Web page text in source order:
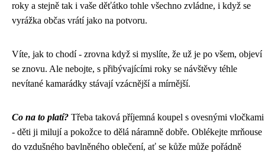
roky a stejně tak i vaše děťátko tohle všechno zvládne, i když se
vyrážka občas vrátí jako na potvoru.
Víte, jak to chodí - zrovna když si myslíte, že už je po všem, objeví
se znovu. Ale nebojte, s přibývajícími roky se návštěvy téhle
nevítané kamarádky stávají vzácnější a mírnější.
Co na to platí? Třeba taková příjemná koupel s ovesnými vločkami
- děti ji milují a pokožce to dělá náramně dobře. Oblékejte mrňouse
do vzdušného bavlněného oblečení, ať se kůže může pořádně